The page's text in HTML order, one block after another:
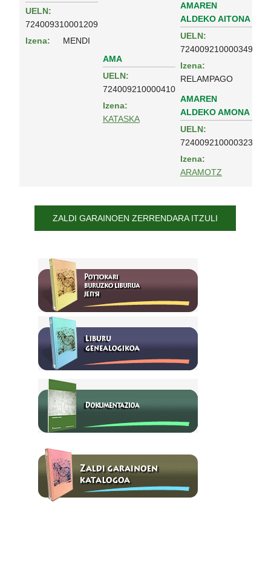
UELN:
724009310001209
Izena:
MENDI
AMA
UELN:
724009210000410
Izena:
KATASKA
AMAREN
ALDEKO AITONA
UELN:
724009210000349
Izena:
RELAMPAGO
AMAREN
ALDEKO AMONA
UELN:
724009210000323
Izena:
ARAMOTZ
ZALDI GARAINOEN ZERRENDARA ITZULI